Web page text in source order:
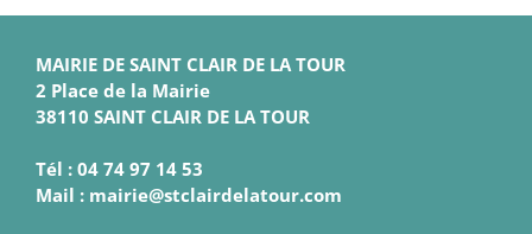
MAIRIE DE SAINT CLAIR DE LA TOUR
2 Place de la Mairie
38110 SAINT CLAIR DE LA TOUR
Tél : 04 74 97 14 53
Mail : mairie@stclairdelatour.com